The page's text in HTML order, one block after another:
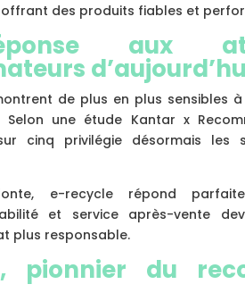
des produits fiables et
aux
de plus en plus sensibles
une étude Kantar x
cinq privilégie désormais les
e-recycle répond
et service après-vente
plus responsable.
pionnier du